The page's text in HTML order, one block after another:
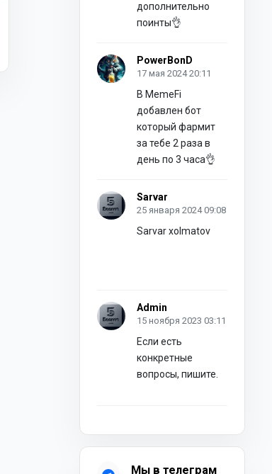
дополнительно
поинты👌
PowerBonD
17 мая 2024 20:11
В MemeFi
добавлен бот
который фармит
за тебе 2 раза в
день по 3 часа👌
Sarvar
25 января 2024 09:08
Sarvar xolmatov
Admin
15 ноября 2023 03:11
Если есть
конкретные
вопросы, пишите.
Мы в телеграм